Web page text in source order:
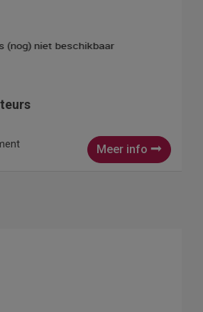
Meer info